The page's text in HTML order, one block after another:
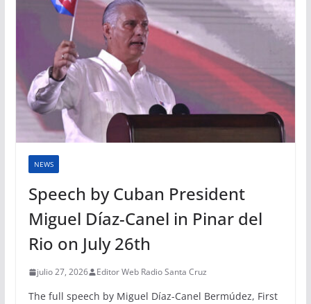
NEWS
Speech by Cuban President
Miguel Díaz-Canel in Pinar del
Rio on July 26th
julio 27, 2026 Editor Web Radio Santa Cruz
The full speech by Miguel Díaz-Canel Bermúdez, First